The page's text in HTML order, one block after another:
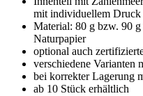
mit individuellem Druck
Material: 80 g bzw. 90
Naturpapier
optional auch
verschiedene Varianten
bei korrekter Lagerung
ab 10 Stück erhältlich